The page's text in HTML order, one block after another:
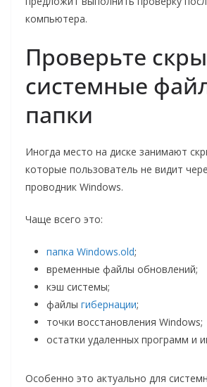
компьютера.
Проверьте
системные
папки
Иногда место на диске занимают
которые пользователь не видит
проводник Windows.
Чаще всего это:
папка Windows.old;
временные файлы обновлений;
кэш системы;
файлы гибернации;
точки восстановления Windows;
остатки удаленных программ и
Особенно это актуально для